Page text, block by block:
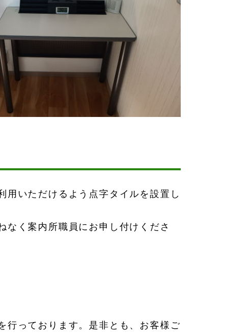
用いただけるよう点字タイルを設置し
なく案内所職員にお申し付けくださ
行っております。是非とも、お客様ご